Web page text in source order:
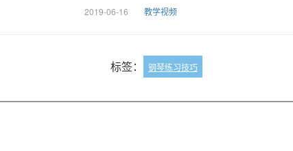
2019-06-16 教学视频
标签： 钢琴练习技巧